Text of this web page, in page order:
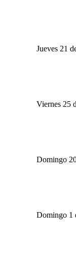
Jueves 21
Viernes 25
Domingo
Domingo 1